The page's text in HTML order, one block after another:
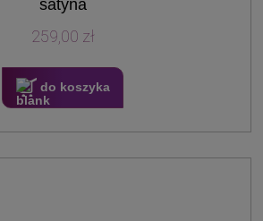
satyna
259,00 zł
do koszyka